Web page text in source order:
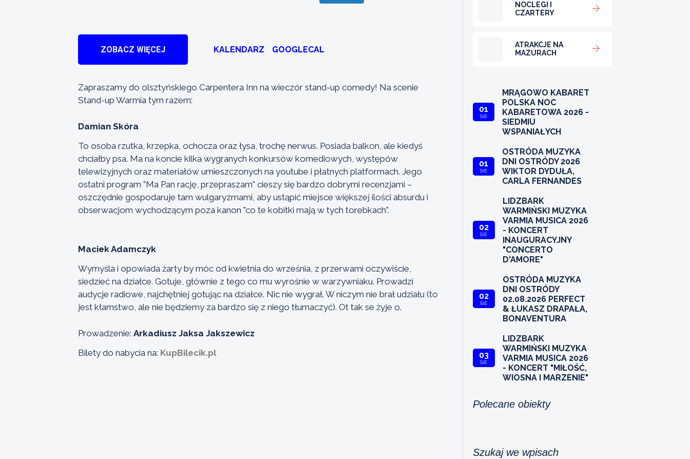
ZOBACZ WIĘCEJ KALENDARZ GOOGLECAL
Zapraszamy do olsztyńskiego Carpentera Inn na wieczór stand-up comedy! Na scenie
Stand-up Warmia tym razem:
Damian Skóra
To osoba rzutka, krzepka, ochocza oraz łysa, trochę nerwus. Posiada balkon, ale kiedyś
chciałby psa. Ma na koncie kilka wygranych konkursów komediowych, występów
telewizyjnych oraz materiałów umieszczonych na youtube i płatnych platformach. Jego
ostatni program "Ma Pan rację, przepraszam" cieszy się bardzo dobrymi recenzjami –
oszczędnie gospodaruje tam wulgaryzmami, aby ustąpić miejsce większej ilości absurdu i
obserwacjom wychodzącym poza kanon "co te kobitki mają w tych torebkach".
Maciek Adamczyk
Wymyśla i opowiada żarty by móc od kwietnia do września, z przerwami oczywiście,
siedzieć na działce. Gotuje, głównie z tego co mu wyrośnie w warzywniaku. Prowadzi
audycje radiowe, najchętniej gotując na działce. Nic nie wygrał. W niczym nie brał udziału (to
jest kłamstwo, ale nie będziemy za bardzo się z niego tłumaczyć). Ot tak se żyje o.
Prowadzenie: Arkadiusz Jaksa Jakszewicz
Bilety do nabycia na: KupBilecik.pl
NOCLEGI I
CZARTERY
ATRAKCJE NA
MAZURACH
01
SIE
MRĄGOWO KABARET
POLSKA NOC
KABARETOWA 2026 -
SIEDMIU
WSPANIAŁYCH
01
SIE
OSTRÓDA MUZYKA
DNI OSTRÓDY 2026
WIKTOR DYDUŁA,
CARLA FERNANDES
02
SIE
LIDZBARK
WARMIŃSKI MUZYKA
VARMIA MUSICA 2026
- KONCERT
INAUGURACYJNY
"CONCERTO
D'AMORE"
02
SIE
OSTRÓDA MUZYKA
DNI OSTRÓDY
02.08.2026 PERFECT
& ŁUKASZ DRAPAŁA,
BONAVENTURA
03
SIE
LIDZBARK
WARMIŃSKI MUZYKA
VARMIA MUSICA 2026
- KONCERT "MIŁOŚĆ,
WIOSNA I MARZENIE"
Polecane obiekty
Szukaj we wpisach